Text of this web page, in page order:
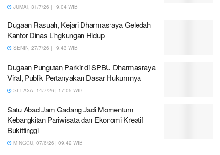
JUMAT, 31/7/26 | 19:04 WIB
Dugaan Rasuah, Kejari Dharmasraya Geledah
Kantor Dinas Lingkungan Hidup
SENIN, 27/7/26 | 19:43 WIB
Dugaan Pungutan Parkir di SPBU Dharmasraya
Viral, Publik Pertanyakan Dasar Hukumnya
SELASA, 14/7/26 | 17:05 WIB
Satu Abad Jam Gadang Jadi Momentum
Kebangkitan Pariwisata dan Ekonomi Kreatif
Bukittinggi
MINGGU, 07/6/26 | 09:42 WIB